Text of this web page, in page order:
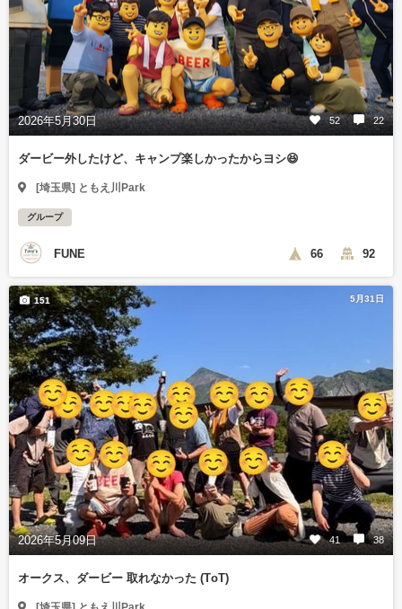
2026年5月30日 52 22
ダービー外したけど、キャンプ楽しかったからヨシ😆
[埼玉県] ともえ川Park
グループ
FUNE 66 92
5月31日
2026年5月09日 41 38
151
オークス、ダービー 取れなかった (ТoТ)